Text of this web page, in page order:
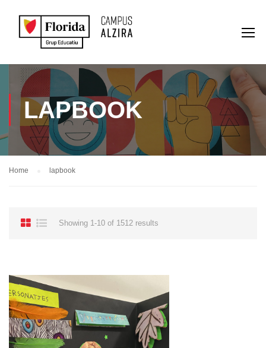
LAPBOOK
Home lapbook
Showing 1-10 of 1512 results